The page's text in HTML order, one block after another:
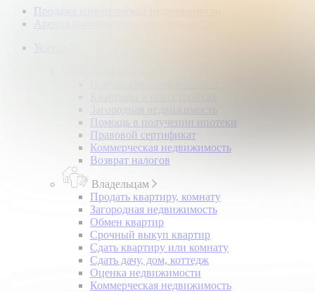
Продажа коммерческой недвижимости
Аренда коммерческой недвижимости
Помощь в получении ипотеки
Правовой сертификат
Коммерческая недвижимость
Возврат налогов
Владельцам
Продать квартиру, комнату
Загородная недвижимость
Обмен квартир
Срочный выкуп квартир
Сдать квартиру или комнату
Сдать дачу, дом, коттедж
Оценка недвижимости
Коммерческая недвижимость